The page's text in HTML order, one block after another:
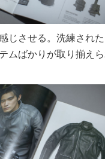
じさせる。洗練され
ムばかりが取り揃え